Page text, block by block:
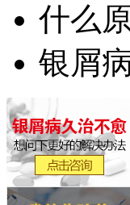
什么
银屑